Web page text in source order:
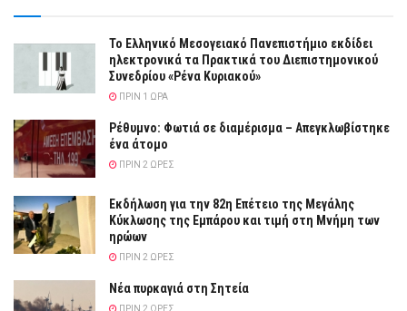
Το Ελληνικό Μεσογειακό Πανεπιστήμιο εκδίδει
ηλεκτρονικά τα Πρακτικά του Διεπιστημονικού
Συνεδρίου «Ρένα Κυριακού»
ΠΡΙΝ 1 ΏΡΑ
Ρέθυμνο: Φωτιά σε διαμέρισμα – Απεγκλωβίστηκε
ένα άτομο
ΠΡΙΝ 2 ΏΡΕΣ
Εκδήλωση για την 82η Επέτειο της Μεγάλης
Κύκλωσης της Εμπάρου και τιμή στη Μνήμη των
ηρώων
ΠΡΙΝ 2 ΏΡΕΣ
Νέα πυρκαγιά στη Σητεία
ΠΡΙΝ 2 ΏΡΕΣ